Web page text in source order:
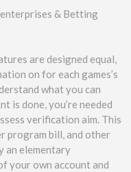
& Betting
are designed equal,
on for each games’s
what you can
is done, you’re needed
verification aim. This
program bill, and other
an elementary
your own account and